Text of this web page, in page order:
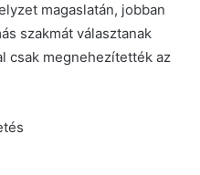
magaslatán, jobban
szakmát választanak
csak megnehezítették az